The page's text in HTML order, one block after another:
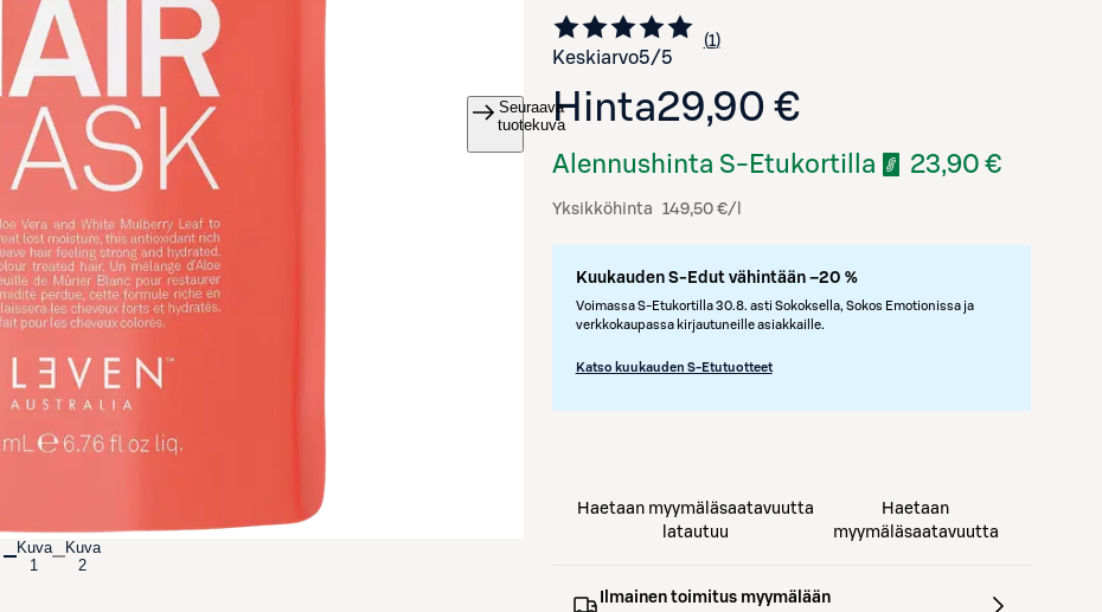
suurennettuna
Seuraava
tuotekuva
Kuva
1
Kuva
2
Keskiarvo5/5 Siirry arvioihin
1
kappale
Hinta29,90 €
Alennushinta S-Etukortilla 23,90 €
Yksikköhinta 149,50 €/l
Kuukauden S-Edut vähintään –20 %
Voimassa S-Etukortilla 30.8. asti Sokoksella, Sokos Emotionissa ja
verkkokaupassa kirjautuneille asiakkaille.
Katso kuukauden S-Etutuotteet
Haetaan myymäläsaatavuutta
latautuu
Haetaan
myymäläsaatavuutta
Ilmainen toimitus myymälään